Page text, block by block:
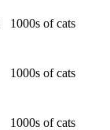
1000s of cats
1000s of cats
1000s of cats